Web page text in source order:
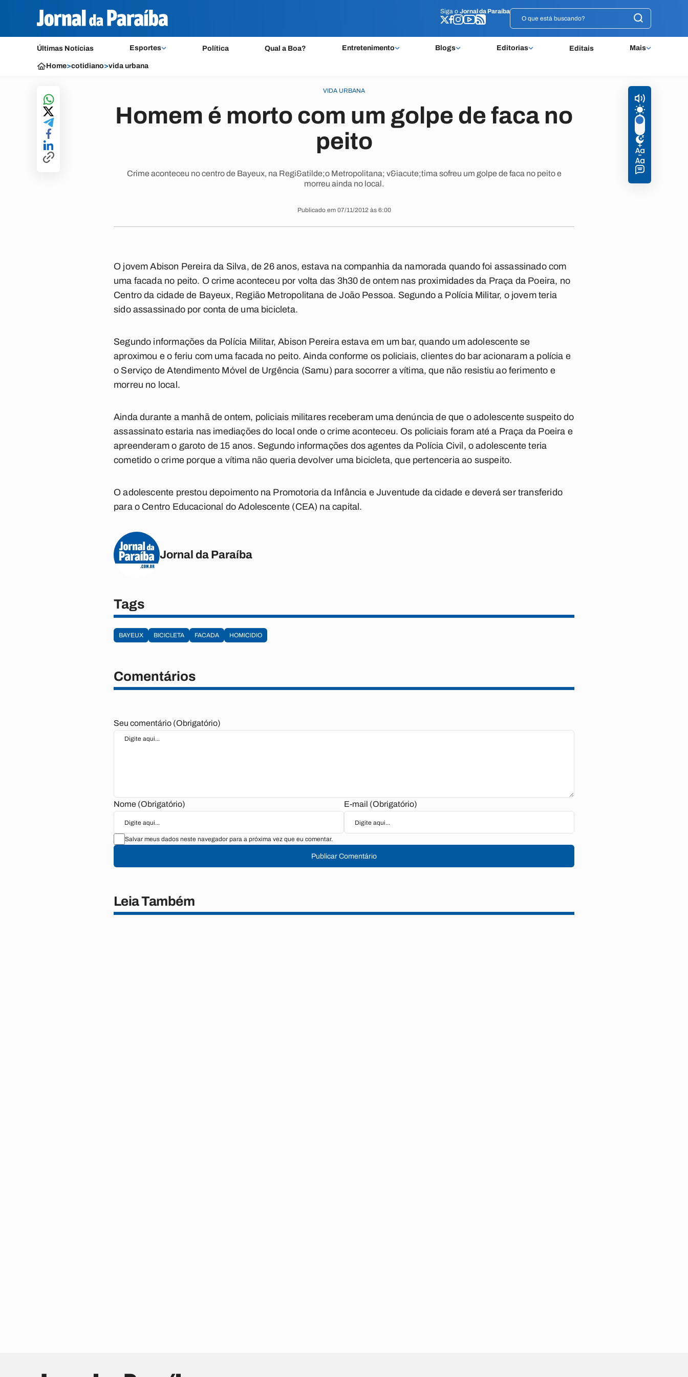
Siga o Jornal da Paraíba
Últimas Notícias Esportes Política Qual a Boa? Entretenimento Blogs Editorias Editais Mais
Siga o Jornal da Paraíba
Home>cotidiano>vida urbana
VIDA URBANA
Homem é morto com um golpe de faca no
peito
Crime aconteceu no centro de Bayeux, na Regi&atilde;o Metropolitana; v&iacute;tima sofreu um golpe de faca no peito e
morreu ainda no local.
Publicado em 07/11/2012 às 6:00
O jovem Abison Pereira da Silva, de 26 anos, estava na companhia da namorada quando foi assassinado com
uma facada no peito. O crime aconteceu por volta das 3h30 de ontem nas proximidades da Praça da Poeira, no
Centro da cidade de Bayeux, Região Metropolitana de João Pessoa. Segundo a Polícia Militar, o jovem teria
sido assassinado por conta de uma bicicleta.
Segundo informações da Polícia Militar, Abison Pereira estava em um bar, quando um adolescente se
aproximou e o feriu com uma facada no peito. Ainda conforme os policiais, clientes do bar acionaram a polícia e
o Serviço de Atendimento Móvel de Urgência (Samu) para socorrer a vítima, que não resistiu ao ferimento e
morreu no local.
Ainda durante a manhã de ontem, policiais militares receberam uma denúncia de que o adolescente suspeito do
assassinato estaria nas imediações do local onde o crime aconteceu. Os policiais foram até a Praça da Poeira e
apreenderam o garoto de 15 anos. Segundo informações dos agentes da Polícia Civil, o adolescente teria
cometido o crime porque a vítima não queria devolver uma bicicleta, que pertenceria ao suspeito.
O adolescente prestou depoimento na Promotoria da Infância e Juventude da cidade e deverá ser transferido
para o Centro Educacional do Adolescente (CEA) na capital.
Jornal da Paraíba
Tags
BAYEUX BICICLETA FACADA HOMICIDIO
Comentários
Seu comentário (Obrigatório)
Nome (Obrigatório) E-mail (Obrigatório)
Salvar meus dados neste navegador para a próxima vez que eu comentar.
Publicar Comentário
Leia Também